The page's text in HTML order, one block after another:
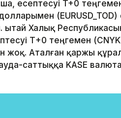
есептесуі T+0
Халық
Т+0 теңгемен
жоқ. Аталған қаржы
саттыққа KASE